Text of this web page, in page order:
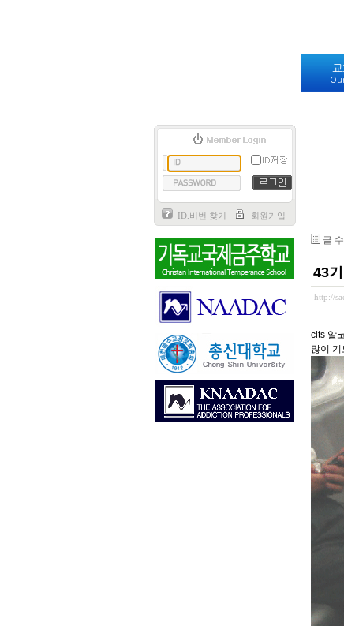
교
ID.비번 찾기 회원가입
글 수
43
http://
cits 알
많이